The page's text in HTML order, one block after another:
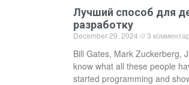
Лучший способ для
разработку
December 29, 2024 3
Bill Gates, Mark Zuckerberg,
know what all these people
started programming and